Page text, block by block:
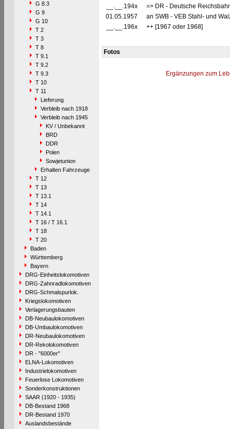
G 8.3
G 9
G 10
T 2
T 3
T 8
T 9.1
T 9.2
T 9.3
T 10
T 11
Lieferung
Verbleib nach 1918
Verbleib nach 1945
KV / Unbekannt
BRD
DDR
Polen
Sowjetunion
Erhalten Fahrzeuge
T 12
T 13
T 13.1
T 14
T 14.1
T 16 / T 16.1
T 18
T 20
Baden
Württemberg
Bayern
DRG-Einheitslokomotiven
DRG-Zahnradlokomotiven
DRG-Schmalspurlok.
Kriegslokomotiven
Verlagerungsbauten
DB-Neubaulokomotiven
DB-Umbaulokomotiven
DR-Neubaulokomotiven
DR-Rekolokomotiven
DR - "6000er"
ELNA-Lokomotiven
Industrielokomotiven
Feuerlose Lokomotiven
Sonderkonstruktionen
SAAR (1920 - 1935)
DB-Bestand 1968
DR-Bestand 1970
Auslandsbestände
__.__.194x
=> DR - Deutsche
01.05.1957
an SWB - VEB Stahl- und
__.__.196x
++ [1967 oder 1968]
Fotos
Ergänzungen zum